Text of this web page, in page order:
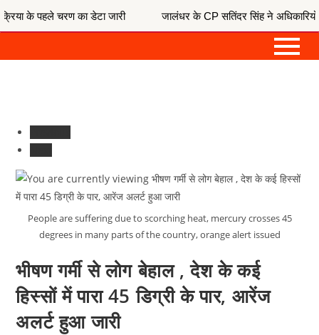
डेटा जारी जालंधर के CP सतिंदर सिंह ने अधिकारियों के साथ की विशेष
People are suffering due to scorching heat, mercury crosses 45
degrees in many parts of the country, orange alert issued
भीषण गर्मी से लोग बेहाल , देश के कई
हिस्‍सों में पारा 45 डिग्री के पार, आरेंज
अलर्ट हुआ जारी